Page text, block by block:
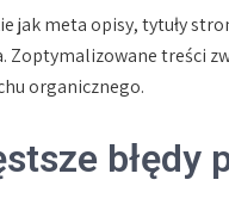
jak meta opisy, tytuły
Zoptymalizowane treści
organicznego.
błędy